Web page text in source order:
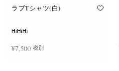
オ
ラブTシャツ(白)
HiHiHi
¥7,500 税別